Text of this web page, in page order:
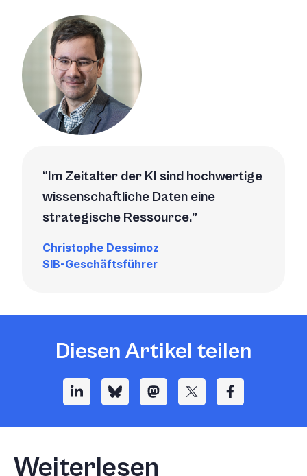
Im Zeitalter der KI sind hochwertige
wissenschaftliche Daten eine
strategische Ressource.
Christophe Dessimoz
SIB-Geschäftsführer
Diesen Artikel teilen
Weiterlesen